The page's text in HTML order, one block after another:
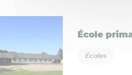
École
Écoles